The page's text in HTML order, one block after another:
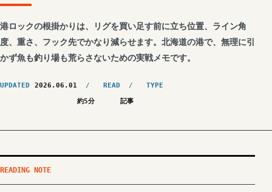
港ロックの根掛かりは、リグを買い足す前に立ち位置、ライン角
度、重さ、フック先でかなり減らせます。北海道の港で、無理に引
かず魚も釣り場も荒らさないための実戦メモです。
UPDATED 2026.06.01
READ
約5分
TYPE
記事
READING NOTE